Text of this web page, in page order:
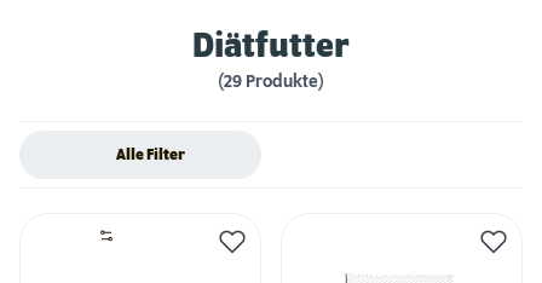
Diätfutter
(29 Produkte)
Alle Filter